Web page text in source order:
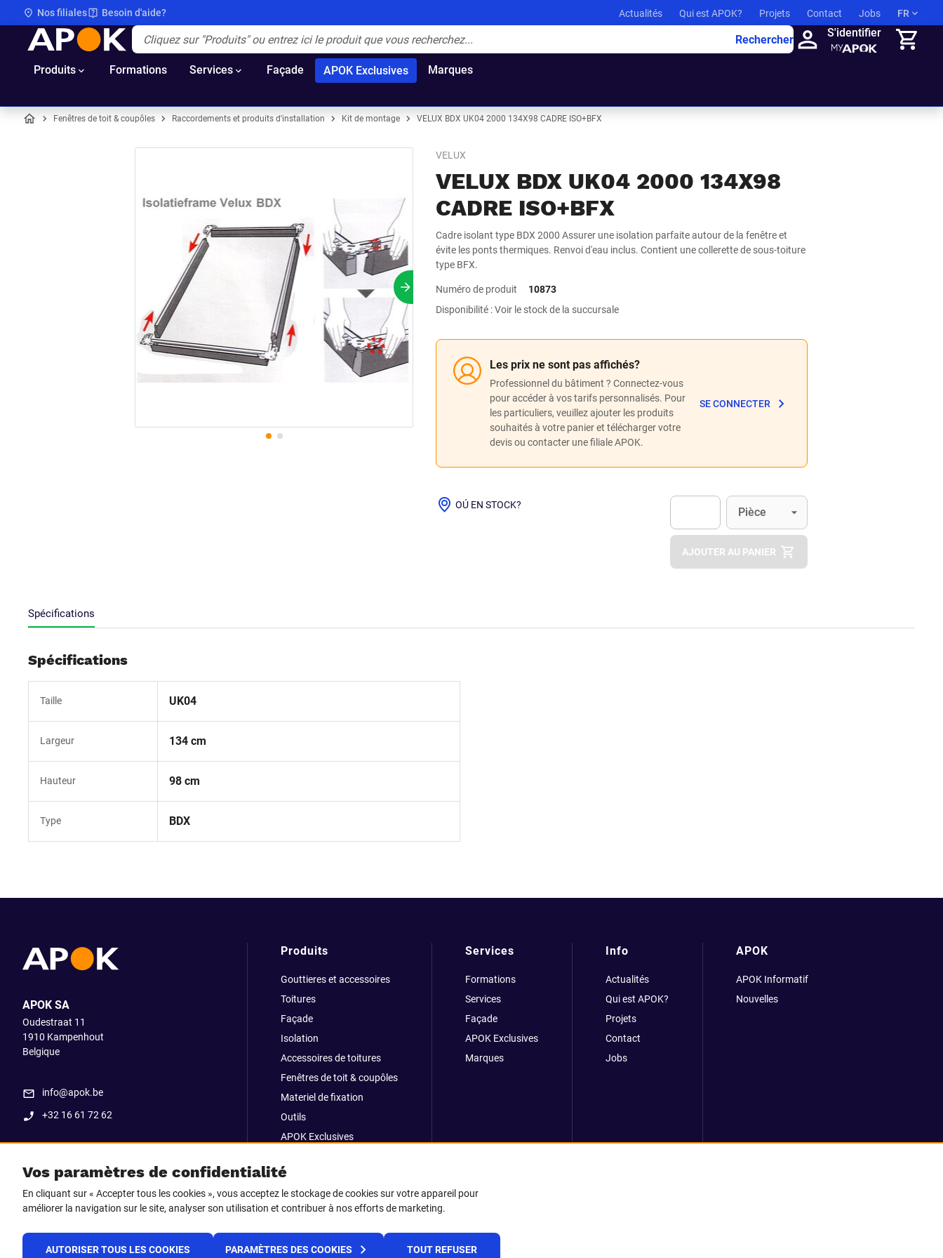
Nos filiales Besoin d'aide? Actualités Qui est APOK? Projets Contact Jobs FR
APOK Rechercher
S'identifier
Produits Formations Services Façade APOK Exclusives Marques
Fenêtres de toit & coupôles Raccordements et produits d'installation Kit de montage VELUX BDX UK04 2000 134X98 CADRE ISO+BFX
VELUX
VELUX BDX UK04 2000 134X98
CADRE ISO+BFX
Cadre isolant type BDX 2000 Assurer une isolation parfaite autour de la fenêtre et
évite les ponts thermiques. Renvoi d'eau inclus. Contient une collerette de sous-toiture
type BFX.
Prochain slide
Numéro de produit
10873
Disponibilité : Voir le stock de la succursale
Les prix ne sont pas affichés?
Professionnel du bâtiment ? Connectez-vous
pour accéder à vos tarifs personnalisés. Pour
les particuliers, veuillez ajouter les produits
souhaités à votre panier et télécharger votre
devis ou contacter une filiale APOK.
SE CONNECTER
OÚ EN STOCK?
Apok.Product.Detail.AddToCart.Quantity
Unité
Pièce
AJOUTER AU PANIER
Spécifications
Spécifications
Taille UK04
Largeur 134 cm
Hauteur 98 cm
Type BDX
Vos paramètres de confidentialité
En cliquant sur « Accepter tous les cookies », vous acceptez le stockage de cookies sur votre appareil pour
améliorer la navigation sur le site, analyser son utilisation et contribuer à nos efforts de marketing.
AUTORISER TOUS LES COOKIES PARAMÈTRES DES COOKIES TOUT REFUSER
APOK SA
Oudestraat 11
1910 Kampenhout
Belgique
info@apok.be
+32 16 61 72 62
Produits
Gouttieres et accessoires
Toitures
Façade
Isolation
Accessoires de toitures
Fenêtres de toit & coupôles
Materiel de fixation
Outils
APOK Exclusives
Go Strong
Services
Formations
Services
Façade
APOK Exclusives
Marques
Info
Actualités
Qui est APOK?
Projets
Contact
Jobs
APOK
APOK Informatif
Nouvelles
Suivez-nous sur
Instagram